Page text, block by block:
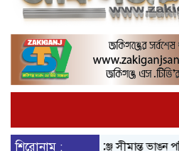
শিরোনাম :
জকিগঞ্জে সীমান্ত ভাঙন পরিদর্শনে ভূমি